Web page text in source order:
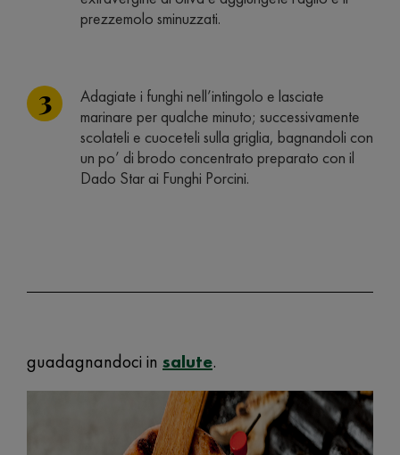
prezzemolo sminuzzati.
Adagiate i funghi nell’intingolo e lasciate
marinare per qualche minuto; successivamente
scolateli e cuoceteli sulla griglia, bagnandoli con
un po’ di brodo concentrato preparato con il
Dado Star ai Funghi Porcini.
guadagnandoci in salute.